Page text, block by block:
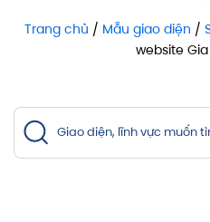
Trang chủ / Mẫu giao diện /
website